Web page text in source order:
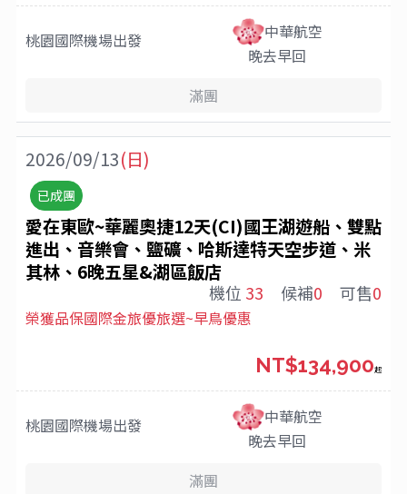
桃園國際機場出發
中華航空
晚去早回
滿團
2026/09/13(日)
已成團
愛在東歐~華麗奧捷12天(CI)國王湖遊船、雙點
進出、音樂會、鹽礦、哈斯達特天空步道、米
其林、6晚五星&湖區飯店
機位 33 候補0 可售0
榮獲品保國際金旅優旅選~早鳥優惠
桃園國際機場出發
中華航空
晚去早回
NT$134,900起
滿團